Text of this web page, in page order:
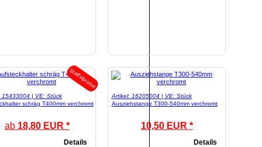
Staffelpreise
15433004 | VE: Stück
schräg T400mm verchromt
ab 18,80 EUR *
Details
Artikel: 16205004 | VE: Stück
Ausziehstange T300-540mm verchromt
10,50 EUR *
Details